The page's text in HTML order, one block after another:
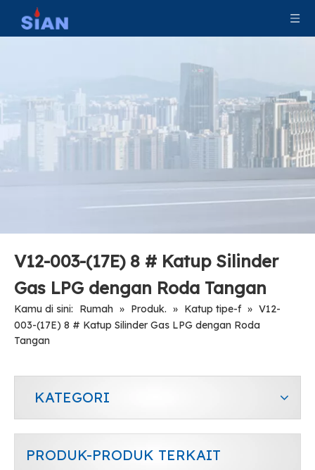
V12-003-(17E) 8 # Katup Silinder
Gas LPG dengan Roda Tangan
Kamu di sini: Rumah » Produk. » Katup tipe-f » V12-
003-(17E) 8 # Katup Silinder Gas LPG dengan Roda
Tangan
KATEGORI
PRODUK-PRODUK TERKAIT
Gas Safety Excess Flow Regulator Gas LPG Valve